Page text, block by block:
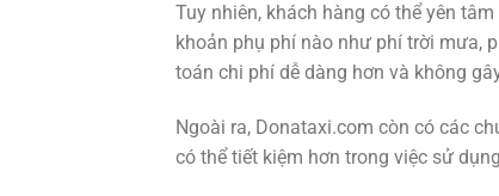
Tuy nhiên, khách hàng có thể yên
khoản phụ phí nào như phí trời mưa,
toán chi phí dễ dàng hơn và không
Ngoài ra, Donataxi.com còn có các
có thể tiết kiệm hơn trong việc sử